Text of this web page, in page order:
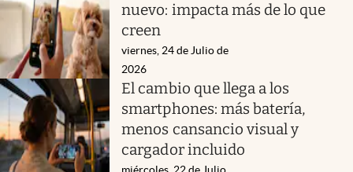
nuevo: impacta más de lo que
creen
viernes, 24 de Julio de
2026
El cambio que llega a los
smartphones: más batería,
menos cansancio visual y
cargador incluido